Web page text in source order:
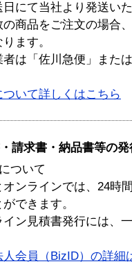
日にて当社より発送い
の商品をご注文の場合
ます。
は「佐川急便」また
ついて詳しくはこちら
請求書・納品書等の
ついて
オンラインでは、24時
できます。
ン見積書発行には、
人会員（BizID）の詳細